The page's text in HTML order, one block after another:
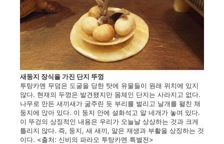
새둥지 장식을 가진 단지 뚜껑
투탕카멘 무덤은 도굴을 당한 탓에 유물들이 원래 위치에 있지
않다. 현재의 두껑은 발견됐지만 몸체인 단지는 사라지고 없다.
나무로 만든 새끼새가 굶주린 듯 부리를 벌리고 날개를 펼친 채
둥지에 앉아 있다. 이 둥지 안에 설화석고 알 네개가 놓여 있다.
이 뚜겅의 상징적인 내용은 우리가 오늘날 상상하는 것과 크게
틀리지 않다. 즉, 둥지, 새 새끼, 알은 재생과 부활을 상징하는 것
이다. <출처: 신비의 파라오 투탕카멘 특별전>